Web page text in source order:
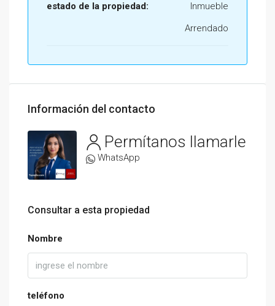
estado de la propiedad:
Inmueble
Arrendado
Información del contacto
Permítanos llamarle
WhatsApp
Consultar a esta propiedad
Nombre
teléfono